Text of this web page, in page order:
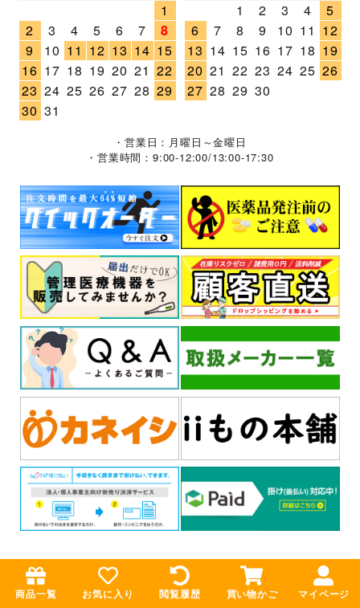
1
2
3 4 5 6 7
8
9
10 11 12 13 14 15
16 17 18 19 20 21 22
23 24 25 26 27 28 29
30 31
1
2 3 4
5
6
7 8 9 10 11 12
13 14 15 16 17 18 19
20 21 22 23 24 25 26
27 28 29 30
・営業日：月曜日～金曜日
・営業時間：9:00-12:00/13:00-17:30
お問い合わせ 商品掲載希望の企業様
商品一覧 お気に入り 閲覧履歴 買い物かご マイページ